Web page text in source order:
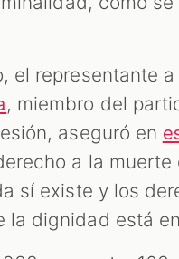
el representante
, miembro del
aseguró en
a la
sí existe y los
la dignidad está